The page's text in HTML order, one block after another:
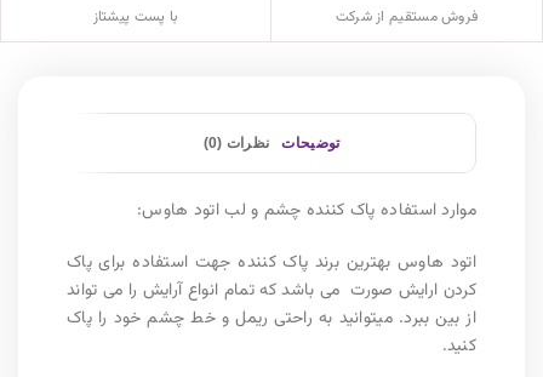
فروش مستقیم از شرکت با پست پیشتاز
توضیحات نظرات (0)
موارد استفاده پاک کننده چشم و لب اتود هاوس:
اتود هاوس بهترین برند پاک کننده جهت استفاده برای پاک
کردن ارایش صورت می باشد که تمام انواع آرایش را می تواند
از بین ببرد. میتوانید به راحتی ریمل و خط چشم خود را پاک
کنید.